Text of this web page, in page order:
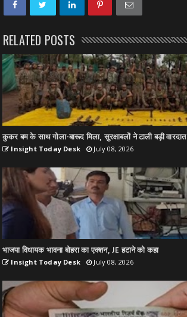
RELATED POSTS
कुकर बम के साथ गोला-बारूद मिला, सुरक्षाबलों ने टाली बड़ी वारदात
Insight Today Desk July 08, 2026
भाजपा विधायक भावना बोहरा का एक्शन, JE हटाने को कहा
Insight Today Desk July 08, 2026